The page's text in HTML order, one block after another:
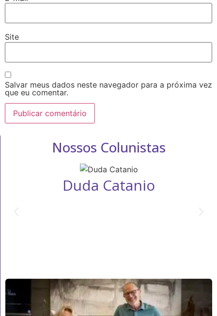
Site
Salvar meus dados neste navegador para a próxima vez
que eu comentar.
Nossos Colunistas
Duda Catanio